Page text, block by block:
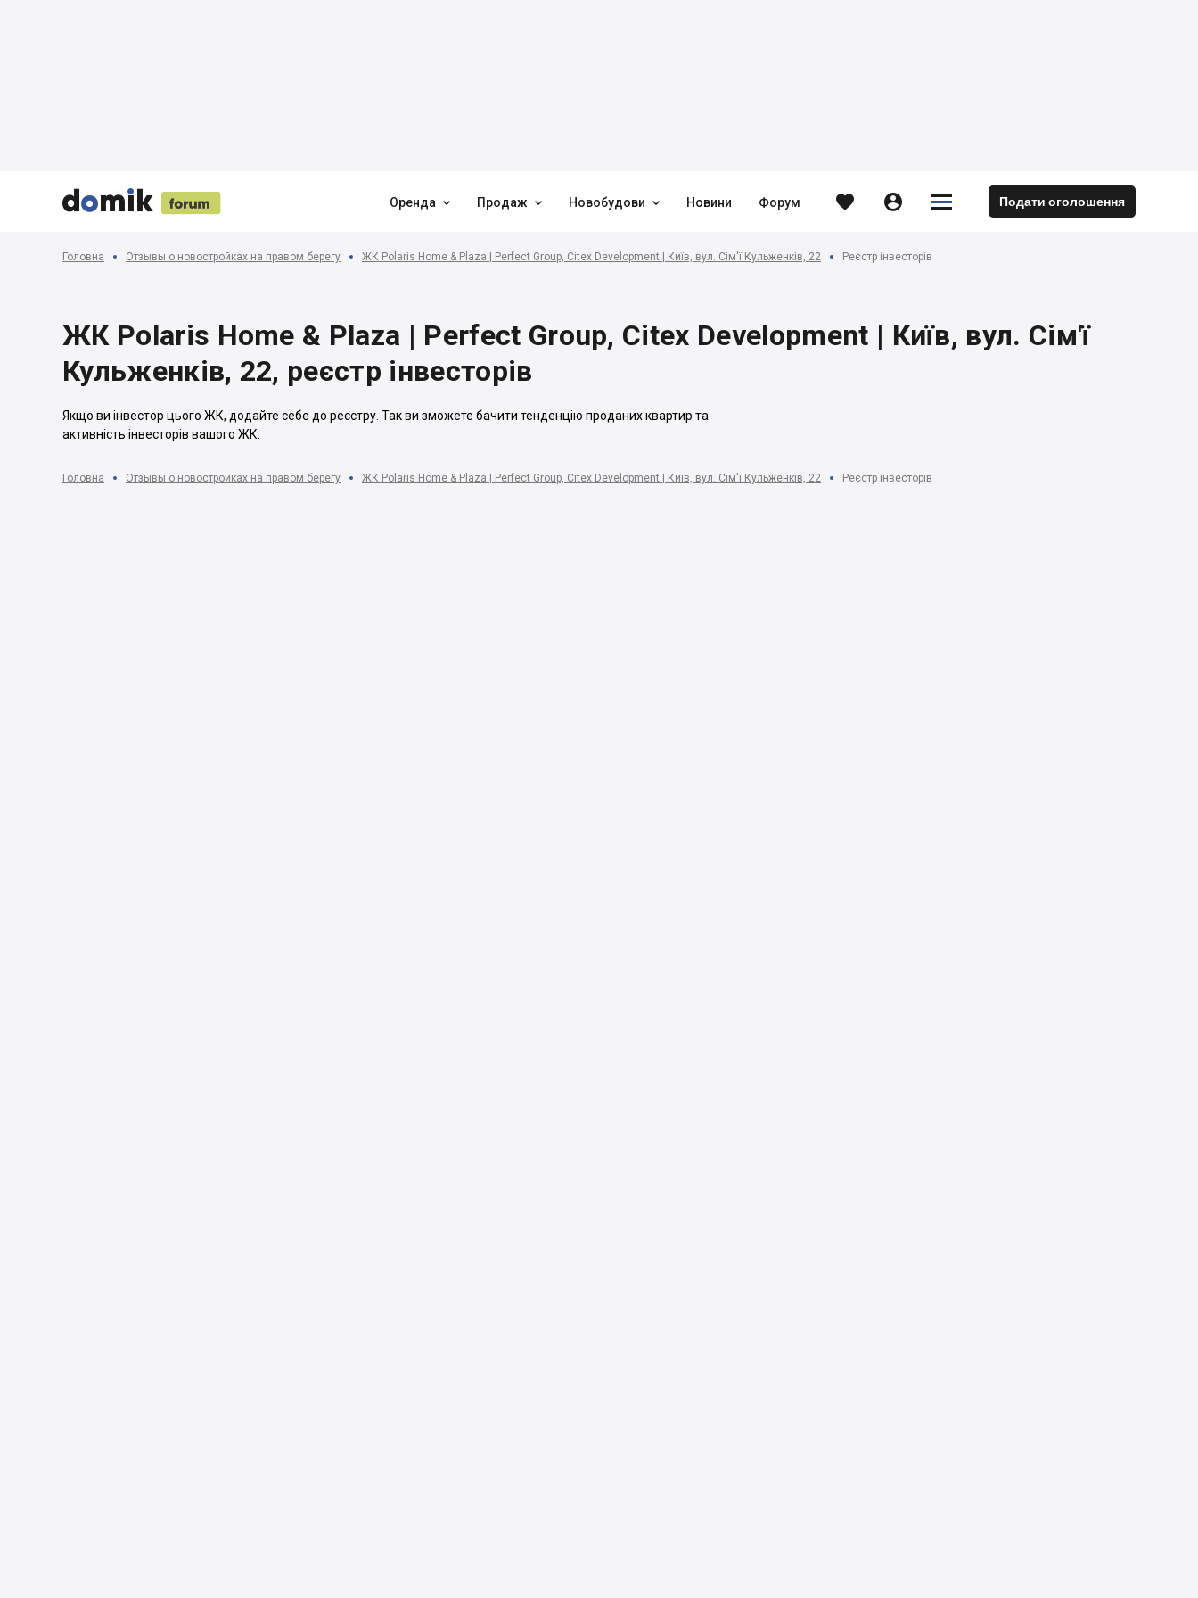


 
 Оренда  Продаж  Новобудови  Новини Форум   

 Подати оголошення
Головна Отзывы о новостройках на правом берегу ЖК Polaris Home & Plaza | Perfect Group, Citex Development | Київ, вул. Сім'ї Кульженків, 22 Реєстр інвесторів
ЖК Polaris Home & Plaza | Perfect Group, Citex Development | Київ, вул. Сім'ї
Кульженків, 22, реєстр інвесторів
Якщо ви інвестор цього ЖК, додайте себе до реєстру. Так ви зможете бачити тенденцію проданих квартир та
активність інвесторів вашого ЖК.
Головна Отзывы о новостройках на правом берегу ЖК Polaris Home & Plaza | Perfect Group, Citex Development | Київ, вул. Сім'ї Кульженків, 22 Реєстр інвесторів